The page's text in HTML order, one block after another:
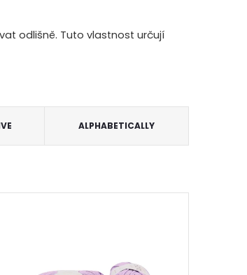
odlišně. Tuto vlastnost určují
ALPHABETICALLY